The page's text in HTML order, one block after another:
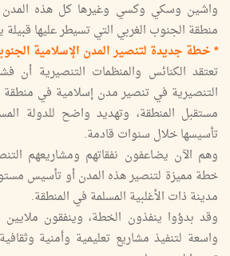
واشين وسكي وكسي وغيرها كل هذه المدن
منطقة الجنوب الغربي التي تسيطر عليها قبيلة
* خطة جديدة لتنصير المدن الإسلامية
تعتقد الكنائس والمنظمات التنصيرية أن
التنصيرية في تنصير مدن إسلامية في
مستقبل المنطقة، وتهديد واضح للدولة
تأسيسها خلال سنوات قادمة.
وهم الآن يضاعفون نفقاتهم ومشاريعهم
خطة مميزة لتنصير هذه المدن أو تأسيس
مدينة ذات الأغلبية المسلمة في المنطقة.
وقد بدؤوا ينفذون الخطة، وينفقون
واسعة لتنفيذ مشاريع تعليمية وأمنية